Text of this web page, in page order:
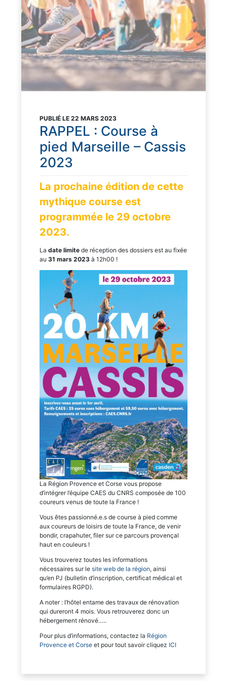
PUBLIÉ LE 22 MARS 2023
RAPPEL : Course à
pied Marseille – Cassis
2023
La prochaine édition de cette
mythique course est
programmée le 29 octobre
2023.
La date limite de réception des dossiers est au fixée
au 31 mars 2023 à 12h00 !
La Région Provence et Corse vous propose
d’intégrer l’équipe CAES du CNRS composée de 100
coureurs venus de toute la France !
Vous êtes passionné.e.s de course à pied comme
aux coureurs de loisirs de toute la France, de venir
bondir, crapahuter, filer sur ce parcours provençal
haut en couleurs !
Vous trouverez toutes les informations
nécessaires sur le site web de la région, ainsi
qu’en PJ (bulletin d’inscription, certificat médical et
formulaires RGPD).
A noter : l’hôtel entame des travaux de rénovation
qui dureront 4 mois. Vous retrouverez donc un
hébergement rénové…..
Pour plus d’informations, contactez la Région
Provence et Corse et pour tout savoir cliquez ICI